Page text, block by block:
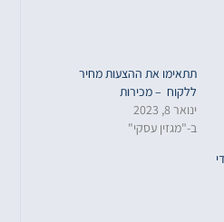
תתאימו את ההצעות מחיר
ללקוח – מכירות
ינואר 8, 2023
ב-"מגזין עסקי"